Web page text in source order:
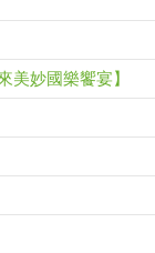
美妙國樂饗宴】